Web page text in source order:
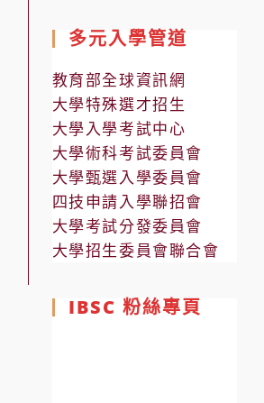
多元入學管道
教育部全球資訊網
大學特殊選才招生
大學入學考試中心
大學術科考試委員會
大學甄選入學委員會
四技申請入學聯招會
大學考試分發委員會
大學招生委員會聯合會
IBSC 粉絲專頁